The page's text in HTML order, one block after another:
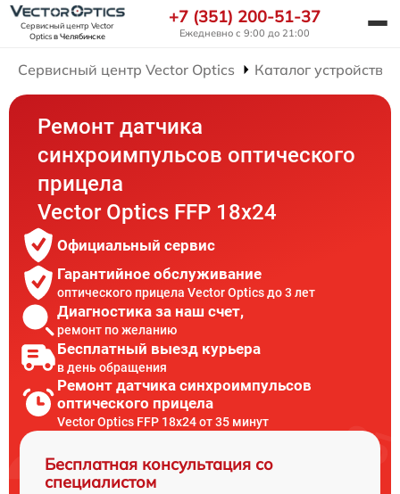
Сервисный центр Vector
Opticsв Челябинске
+7 (351) 200-51-37
Ежедневно с 9:00 до 21:00
Сервисный центр Vector Optics Каталог устройств
Ремонт датчика
синхроимпульсов оптического
прицела
Vector Optics FFP 18x24
Официальный сервис
Гарантийное обслуживание
оптического прицела Vector Optics до 3 лет
Диагностика за наш счет,
ремонт по желанию
Бесплатный выезд курьера
в день обращения
Ремонт датчика синхроимпульсов
оптического прицела
Vector Optics FFP 18x24 от 35 минут
Бесплатная консультация со
специалистом